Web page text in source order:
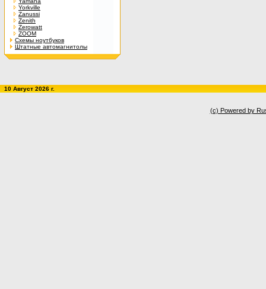
Yorkville
Zanussi
Zenith
Zerowatt
ZOOM
Схемы ноутбуков
Штатные автомагнитолы
10 Август 2026 г.
(c) Powered by